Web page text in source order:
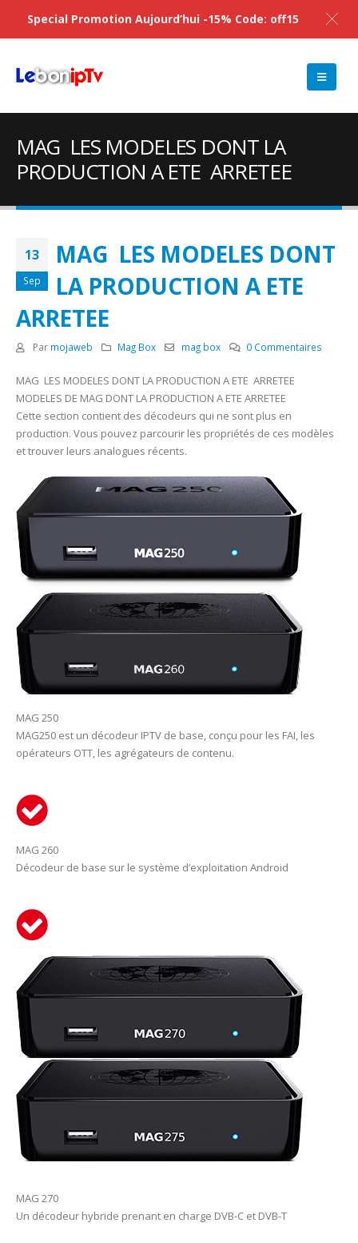
MAG LES MODELES DONT LA
PRODUCTION A ETE ARRETEE
13
Sep
MAG LES MODELES DONT
LA PRODUCTION A ETE
ARRETEE
Par mojaweb Mag Box mag box 0 Commentaires
MAG LES MODELES DONT LA PRODUCTION A ETE ARRETEE
MODELES DE MAG DONT LA PRODUCTION A ETE ARRETEE
Cette section contient des décodeurs qui ne sont plus en
production. Vous pouvez parcourir les propriétés de ces modèles
et trouver leurs analogues récents.
MAG 250
MAG250 est un décodeur IPTV de base, conçu pour les FAI, les
opérateurs OTT, les agrégateurs de contenu.
MAG 260
Décodeur de base sur le système d’exploitation Android
MAG 270
Un décodeur hybride prenant en charge DVB-C et DVB-T
Special Promotion Aujourd’hui -15% Code: off15